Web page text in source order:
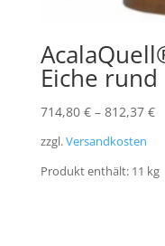
Eiche
714,80 €– 812,37 €
zzgl.Versandkosten
Produkt enthält: 11 kg